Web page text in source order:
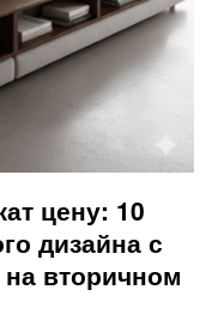
цену: 10
дизайна с
вторичном